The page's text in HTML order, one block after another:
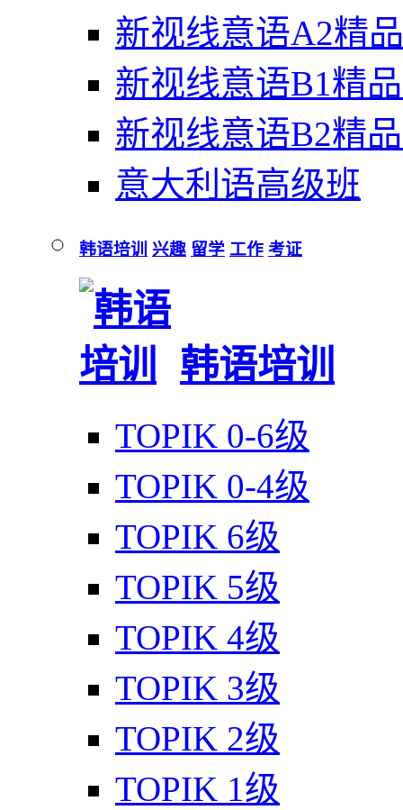
新视线意语A2精
新视线意语B1精
新视线意语B2精
意大利语高级班
韩语培训 兴趣 留学 工作 考证
韩语培训
TOPIK 0-6级
TOPIK 0-4级
TOPIK 6级
TOPIK 5级
TOPIK 4级
TOPIK 3级
TOPIK 2级
TOPIK 1级